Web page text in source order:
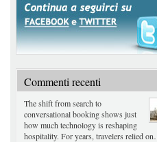
Commenti recenti
The shift from search to
conversational booking shows just
how much technology is reshaping
hospitality. For years, travelers relied on…